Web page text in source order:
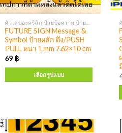
FUTURE SIGN Message &
Symbol ป้ายผลัก ดึง/PUSH
PULL หนา 1 mm 7.62×10 cm
69 ฿
เลือกรูปแบบ